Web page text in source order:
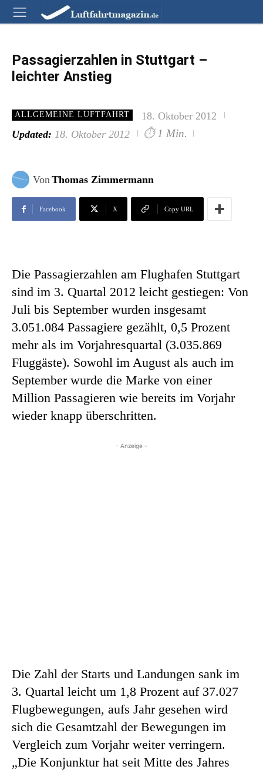
Passagierzahlen in Stuttgart –
leichter Anstieg
ALLGEMEINE LUFTFAHRT
18. Oktober 2012
Updated: 18. Oktober 2012 ⏱ 1 Min.
VonThomas Zimmermann
Facebook X Copy URL
Die Passagierzahlen am Flughafen Stuttgart
sind im 3. Quartal 2012 leicht gestiegen: Von
Juli bis September wurden insgesamt
3.051.084 Passagiere gezählt, 0,5 Prozent
mehr als im Vorjahresquartal (3.035.869
Fluggäste). Sowohl im August als auch im
September wurde die Marke von einer
Million Passagieren wie bereits im Vorjahr
wieder knapp überschritten.
- Anzeige -
Die Zahl der Starts und Landungen sank im
3. Quartal leicht um 1,8 Prozent auf 37.027
Flugbewegungen, aufs Jahr gesehen wird
sich die Gesamtzahl der Bewegungen im
Vergleich zum Vorjahr weiter verringern.
„Die Konjunktur hat seit Mitte des Jahres